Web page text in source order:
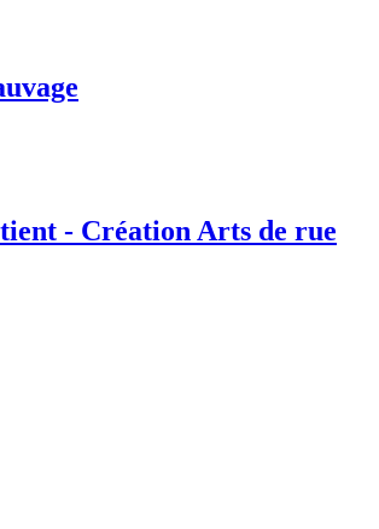
- Création Arts de rue